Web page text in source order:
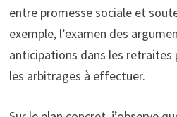
entre promesse sociale et
exemple, l’examen des
anticipations dans les retraites
les arbitrages à effectuer.